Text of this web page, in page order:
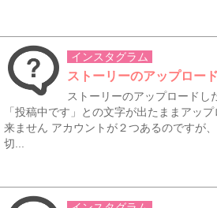
インスタグラム
ストーリーのアップロー
ストーリーのアップロードし
「投稿中です」との文字が出たままアッ
来ません アカウントが２つあるのですが
切...